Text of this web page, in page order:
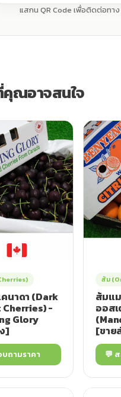
แสกน QR Code เพื่อติดต่อทา
ณอาจสนใจ
คนาดา (Dark
Cherries) -
Glory
]
บถามราคา
ส้ม
ส้มแ
ออส
[ขาย
💬